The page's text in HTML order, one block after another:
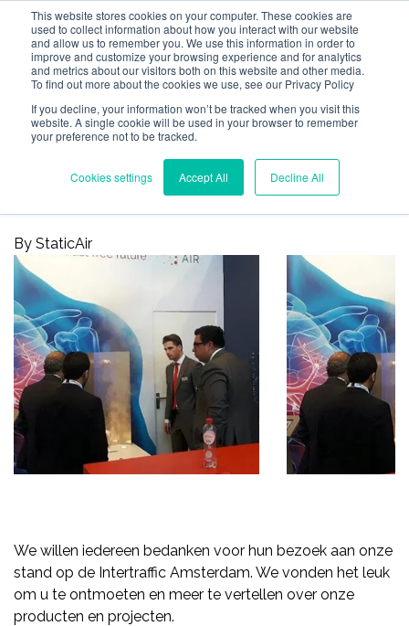
This website stores cookies on your computer. These cookies are
used to collect information about how you interact with our website
and allow us to remember you. We use this information in order to
improve and customize your browsing experience and for analytics
and metrics about our visitors both on this website and other media.
To find out more about the cookies we use, see our Privacy Policy
If you decline, your information won’t be tracked when you visit this
website. A single cookie will be used in your browser to remember
your preference not to be tracked.
Cookies settings Accept All Decline All
1 MIN LEESTIJD
Intertraffic 2018 was een groot
By StaticAir
We willen iedereen bedanken voor hun bezoek aan onze
stand op de Intertraffic Amsterdam. We vonden het leuk
om u te ontmoeten en meer te vertellen over onze
producten en projecten.